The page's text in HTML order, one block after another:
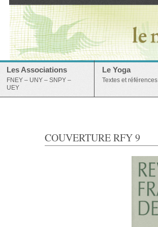
Les Associations
FNEY – UNY – SNPY –
UEY
Le Yoga
Textes et références
COUVERTURE RFY 9